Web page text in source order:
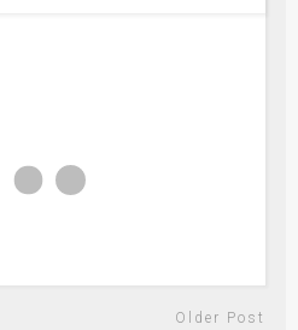
Older Post